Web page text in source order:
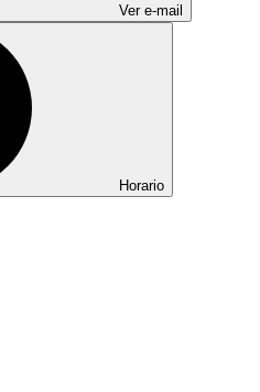
Ver e-mail
Horario